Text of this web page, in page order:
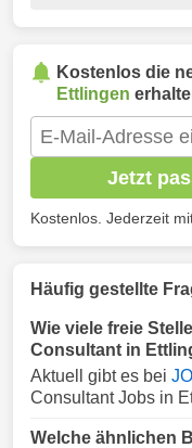
Kostenlos die
Ettlingen
Jetzt
Kostenlos. Jederzeit
Häufig gestellte
Wie viele freie
Consultant in
Aktuell gibt es bei
Consultant Jobs in
Welche ähnlichen